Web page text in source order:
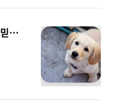
안양강아지무료분양 사이트 추천 – 믿을 수 있는 반려견 입양을 위한 곳